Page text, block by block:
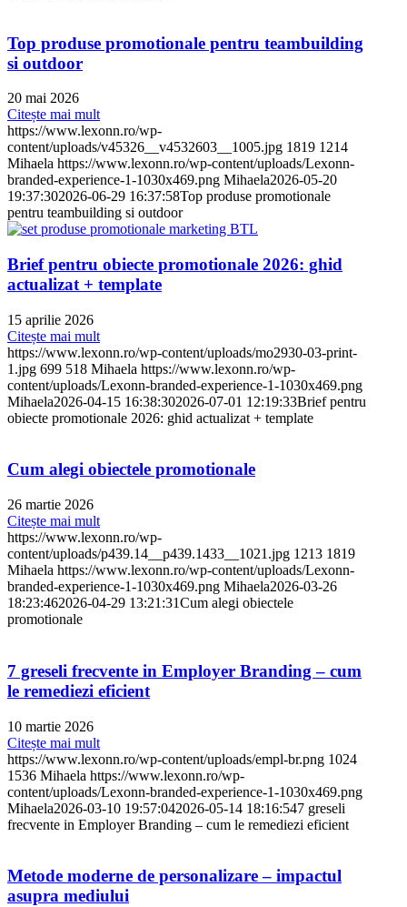
Top produse promotionale pentru teambuilding
si outdoor
20 mai 2026
Citește mai mult
https://www.lexonn.ro/wp-
content/uploads/v45326__v4532603__1005.jpg 1819 1214
Mihaela https://www.lexonn.ro/wp-content/uploads/Lexonn-
branded-experience-1-1030x469.png Mihaela2026-05-20
19:37:302026-06-29 16:37:58Top produse promotionale
pentru teambuilding si outdoor
Brief pentru obiecte promotionale 2026: ghid
actualizat + template
15 aprilie 2026
Citește mai mult
https://www.lexonn.ro/wp-content/uploads/mo2930-03-print-
1.jpg 699 518 Mihaela https://www.lexonn.ro/wp-
content/uploads/Lexonn-branded-experience-1-1030x469.png
Mihaela2026-04-15 16:38:302026-07-01 12:19:33Brief pentru
obiecte promotionale 2026: ghid actualizat + template
Cum alegi obiectele promotionale
26 martie 2026
Citește mai mult
https://www.lexonn.ro/wp-
content/uploads/p439.14__p439.1433__1021.jpg 1213 1819
Mihaela https://www.lexonn.ro/wp-content/uploads/Lexonn-
branded-experience-1-1030x469.png Mihaela2026-03-26
18:23:462026-04-29 13:21:31Cum alegi obiectele
promotionale
7 greseli frecvente in Employer Branding – cum
le remediezi eficient
10 martie 2026
Citește mai mult
https://www.lexonn.ro/wp-content/uploads/empl-br.png 1024
1536 Mihaela https://www.lexonn.ro/wp-
content/uploads/Lexonn-branded-experience-1-1030x469.png
Mihaela2026-03-10 19:57:042026-05-14 18:16:547 greseli
frecvente in Employer Branding – cum le remediezi eficient
Metode moderne de personalizare – impactul
asupra mediului